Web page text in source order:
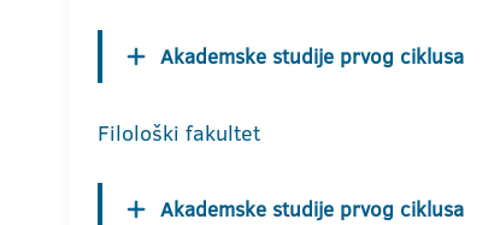
Akademske studije prvog ciklusa
Filološki fakultet
Akademske studije prvog ciklusa